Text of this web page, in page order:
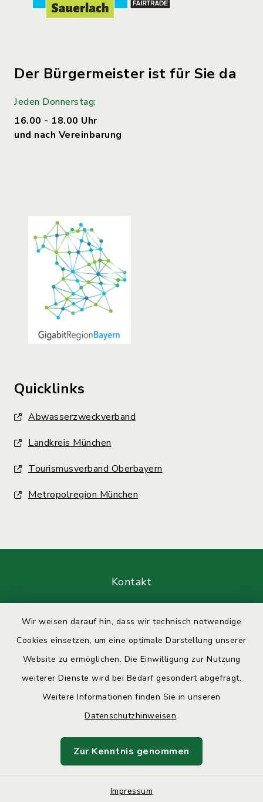
Wir weisen darauf hin, dass wir technisch notwendige
Cookies einsetzen, um eine optimale Darstellung unserer
Website zu ermöglichen. Die Einwilligung zur Nutzung
weiterer Dienste wird bei Bedarf gesondert abgefragt.
Weitere Informationen finden Sie in unseren
Datenschutzhinweisen.
Zur Kenntnis genommen
Impressum
Der Bürgermeister ist für Sie da
Jeden Donnerstag:
16.00 - 18.00 Uhr
und nach Vereinbarung
Quicklinks
Abwasserzweckverband
Landkreis München
Tourismusverband Oberbayern
Metropolregion München
Kontakt
Datenschutz
Impressum
Cookie-Einstellungen